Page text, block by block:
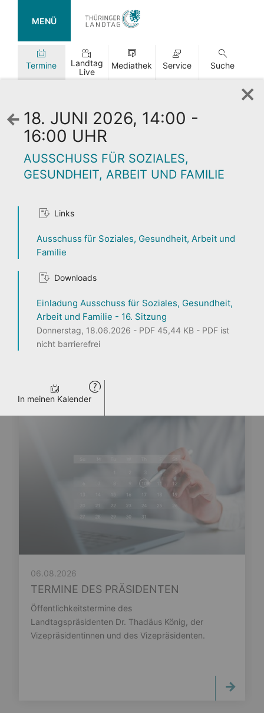
MENÜ
Termine
Zurück
Wochenansicht
18. JUNI 2026, 14:00 -
16:00 UHR
AUSSCHUSS FÜR SOZIALES,
GESUNDHEIT, ARBEIT UND FAMILIE
Links
Ausschuss für Soziales, Gesundheit, Arbeit und
Familie
Downloads
Einladung Ausschuss für Soziales, Gesundheit,
Arbeit und Familie - 16. Sitzung
Donnerstag, 18.06.2026 - PDF 45,44 KB - PDF ist
nicht barrierefrei
In meinen Kalender
Landtag
Live
Mediathek Service Suche
TAG DER
OFFENEN TÜR
Seite teilen
VERANSTALTUNGEN
06.08.2026
TERMINE DES PRÄSIDENTEN
Öffentlichkeitstermine des
Landtagspräsidenten Dr. Thadäus König, der
Vizepräsidentinnen und des Vizepräsidenten.